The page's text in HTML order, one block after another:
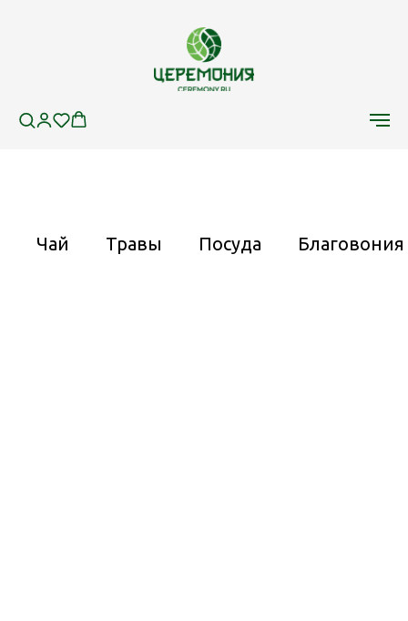
Чай Травы Посуда Благовония